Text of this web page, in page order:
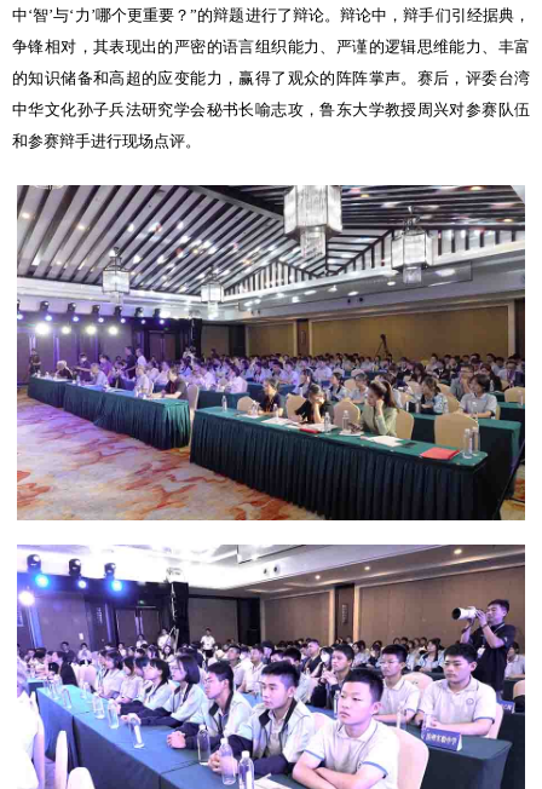
中‘智’与‘力’哪个更重要？”的辩题进行了辩论。辩论中，辩手们引经据典，
争锋相对，其表现出的严密的语言组织能力、严谨的逻辑思维能力、丰富
的知识储备和高超的应变能力，赢得了观众的阵阵掌声。赛后，评委台湾
中华文化孙子兵法研究学会秘书长喻志攻，鲁东大学教授周兴对参赛队伍
和参赛辩手进行现场点评。